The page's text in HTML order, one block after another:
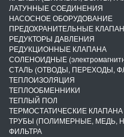
ЛАТУННЫЕ СОЕДИНЕНИЯ
НАСОСНОЕ ОБОРУДОВАНИЕ
ПРЕДОХРАНИТЕЛЬНЫЕ
РЕДУКТОРЫ ДАВЛЕНИЯ
РЕДУКЦИОННЫЕ КЛАПАНА
СОЛЕНОИДНЫЕ
СТАЛЬ (ОТВОДЫ, ПЕРЕХОДЫ,
ТЕПЛОИЗОЛЯЦИЯ
ТЕПЛООБМЕННИКИ
ТЕПЛЫЙ ПОЛ
ТЕРМОСТАТИЧЕСКИЕ КЛАПАНА
ТРУБЫ (ПОЛИМЕРНЫЕ, МЕДЬ,
ФИЛЬТРА